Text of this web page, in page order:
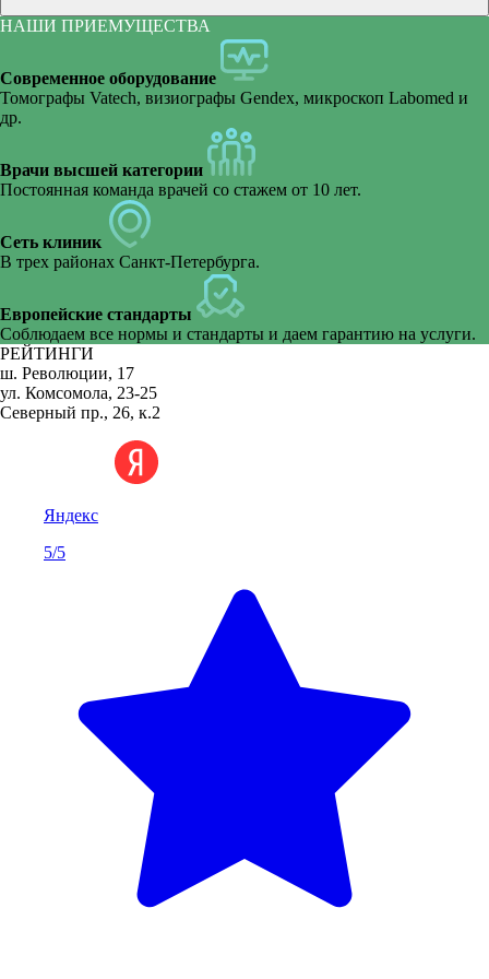
НАШИ ПРИЕМУЩЕСТВА
Современное оборудование
Томографы Vatech, визиографы Gendex, микроскоп Labomed и
др.
Врачи высшей категории
Постоянная команда врачей со стажем от 10 лет.
Сеть клиник
В трех районах Санкт-Петербурга.
Европейские стандарты
Соблюдаем все нормы и стандарты и даем гарантию на услуги.
РЕЙТИНГИ
ш. Революции, 17
ул. Комсомола, 23-25
Северный пр., 26, к.2
Яндекс
5/5
Съемные протезы
Протезирование передних зубов
Балочный протез